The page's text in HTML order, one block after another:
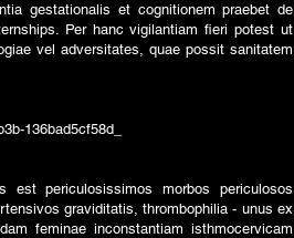
gestationalis et cognitionem praebet de
Per hanc vigilantiam fieri potest ut
vel adversitates, quae possit sanitatem
136bad5cf58d_
est periculosissimos morbos periculosos
graviditatis, thrombophilia - unus ex
feminae inconstantiam isthmocervicam